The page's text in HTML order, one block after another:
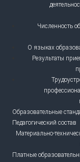
Численность
О языках
Результаты
Образовательные
Педагогический состав
Материально-
Платные